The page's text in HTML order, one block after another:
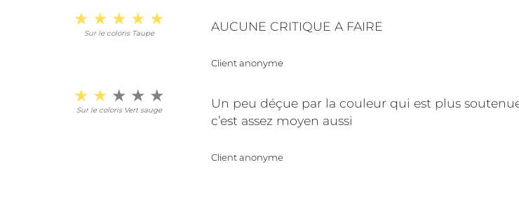
Sur le coloris Taupe AUCUNE CRITIQUE A FAIRE
Client anonyme
Sur le coloris Vert sauge
Un peu déçue par la couleur qui est plus
c’est assez moyen aussi
Client anonyme